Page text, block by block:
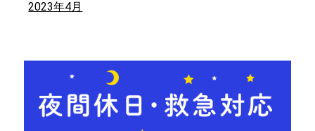
2023年4月